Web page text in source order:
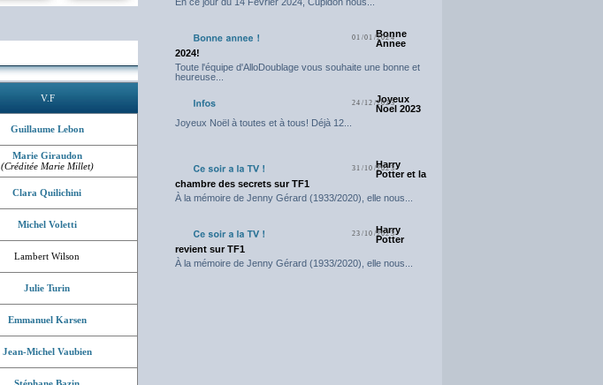
V.F
Guillaume Lebon
Marie Giraudon
(Créditée Marie Millet)
Clara Quilichini
Michel Voletti
Lambert Wilson
Julie Turin
Emmanuel Karsen
Jean-Michel Vaubien
01/01/2024
Bonne
Annee
2024!
Toute l'équipe d'AlloDoublage vous souhaite une bonne et
heureuse...
24/12/2023
Joyeux
Noel 2023
Joyeux Noël à toutes et à tous! Déjà 12...
31/10/2023
Harry
Potter et la
chambre des secrets sur TF1
À la mémoire de Jenny Gérard (1933/2020), elle nous...
23/10/2023
Harry
Potter
revient sur TF1
À la mémoire de Jenny Gérard (1933/2020), elle nous...